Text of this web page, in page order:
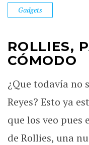
Gadgets
ROLLIES,
CÓMODO
¿Que todavía no
Reyes? Esto ya
que los veo pues
de Rollies, una